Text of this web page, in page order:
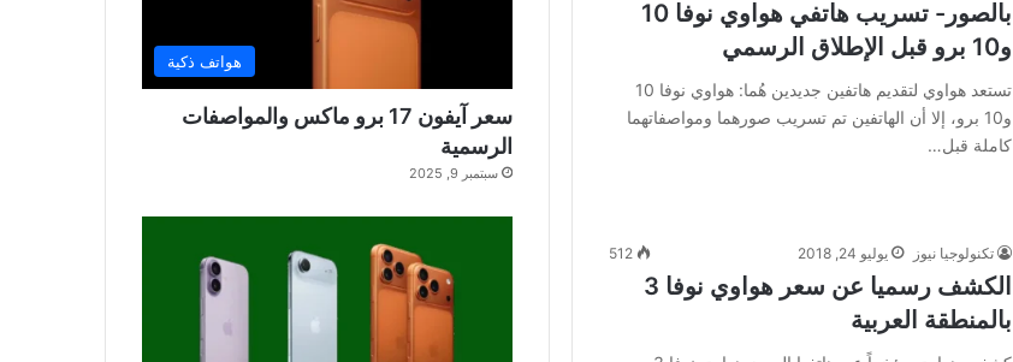
بالصور- تسريب هاتفي هواوي نوفا 10
و10 برو قبل الإطلاق الرسمي
تستعد هواوي لتقديم هاتفين جديدين هُما: هواوي نوفا 10
و10 برو، إلا أن الهاتفين تم تسريب صورهما ومواصفاتهما
كاملة قبل…
تكنولوجيا نيوز يوليو 24, 2018 512
الكشف رسميا عن سعر هواوي نوفا 3
بالمنطقة العربية
هواتف ذكية
سعر آيفون 17 برو ماكس والمواصفات
الرسمية
سبتمبر 9, 2025